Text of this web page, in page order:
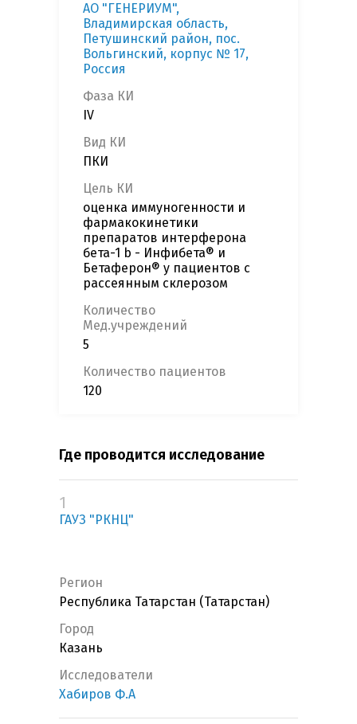
АО "ГЕНЕРИУМ",
Владимирская область,
Петушинский район, пос.
Вольгинский, корпус № 17,
Россия
Фаза КИ
IV
Вид КИ
ПКИ
Цель КИ
оценка иммуногенности и
фармакокинетики
препаратов интерферона
бета-1 b - Инфибета® и
Бетаферон® у пациентов с
рассеянным склерозом
Количество
Мед.учреждений
5
Количество пациентов
120
Где проводится исследование
1
ГАУЗ "РКНЦ"
Регион
Республика Татарстан (Татарстан)
Город
Казань
Исследователи
Хабиров Ф.А